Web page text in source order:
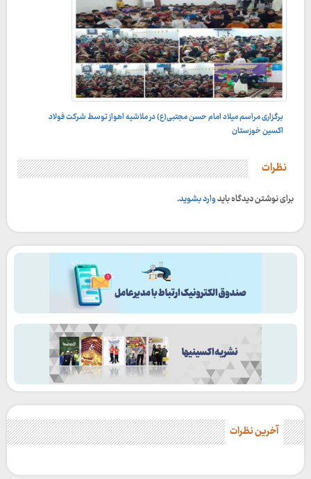
در راستای انجام مسئولیت های اجتماعی؛
برگزاری مراسم میلاد امام حسن مجتبی(ع) در ملاشیه اهواز توسط شرکت فولاد
اکسین خوزستان
نظرات
برای نوشتن دیدگاه بایدوارد بشوید.
آخرین نظرات